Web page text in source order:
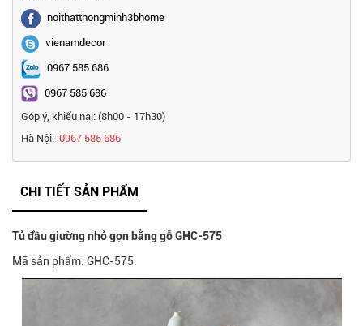
noithatthongminh3bhome
vienamdecor
0967 585 686
0967 585 686
Góp ý, khiếu nại: (8h00 - 17h30)
Hà Nội: 0967 585 686
CHI TIẾT SẢN PHẨM
Tủ đầu giường nhỏ gọn bằng gỗ GHC-575
Mã sản phẩm: GHC-575.